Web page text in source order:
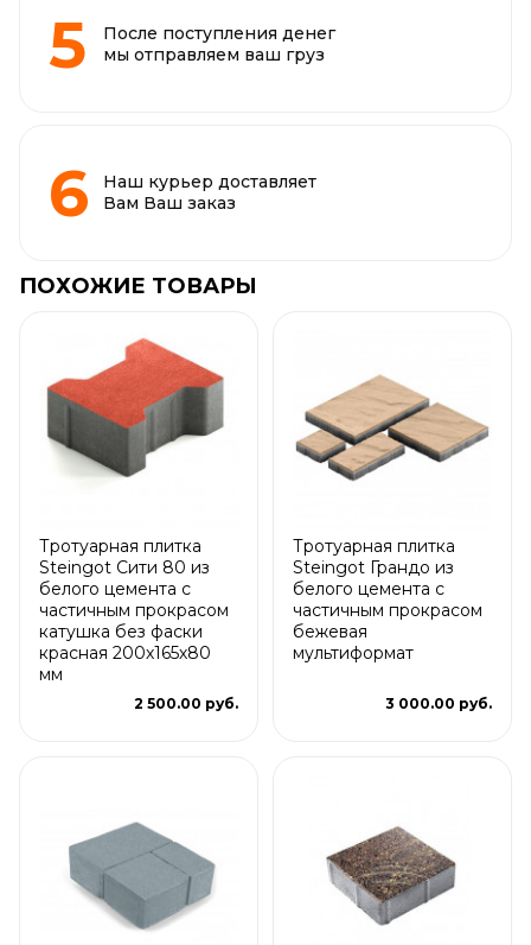
После поступления денег
мы отправляем ваш груз
Наш курьер доставляет
Вам Ваш заказ
ПОХОЖИЕ ТОВАРЫ
Тротуарная плитка
Steingot Сити 80 из
белого цемента с
частичным прокрасом
катушка без фаски
красная 200х165х80
мм
2 500.00 руб.
Тротуарная плитка
Steingot Грандо из
белого цемента с
частичным прокрасом
бежевая
мультиформат
3 000.00 руб.